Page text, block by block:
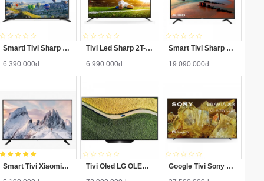
Smarti Tivi Sharp 2T-C40AE1X 40 Inch
6.390.000đ
Tivi Led Sharp 2T-C45AE1X 45 inch
6.990.000đ
Smart Tivi Sharp LC-60UA6800X 60 inch
19.090.000đ
Smart Tivi Xiaomi A2 43 inch L43M7-ETH
Tivi Oled LG OLED65B9PTA 65Inch 4K Smart
Google Tivi Sony 4K 75 inch XR-75X90L